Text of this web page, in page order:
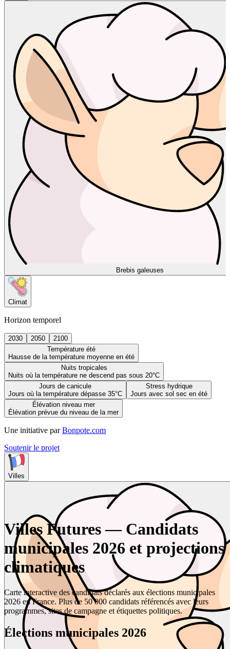
Brebis galeuses
Climat
Horizon temporel
2030 2050
2100
Température été
Hausse de la température moyenne en été
Nuits tropicales
Nuits où la température ne descend pas sous 20°C
Jours de canicule
Jours où la température dépasse 35°C
Stress hydrique
Jours avec sol sec en été
Élévation niveau mer
Élévation prévue du niveau de la mer
Une initiative par Bonpote.com
Soutenir le projet
Villes
Villes Futures — Candidats
municipales 2026 et projections
climatiques
Carte interactive des candidats déclarés aux élections municipales
2026 en France. Plus de 50 000 candidats référencés avec leurs
programmes, sites de campagne et étiquettes politiques.
Élections municipales 2026